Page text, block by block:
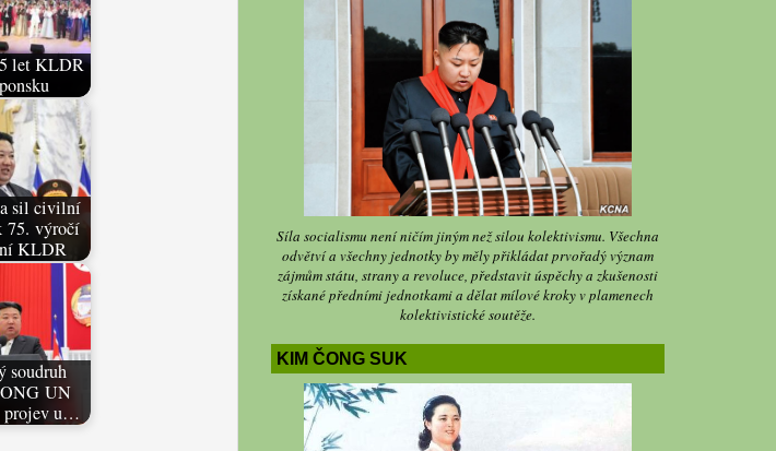
let KLDR
sil civilní
75. výročí
KLDR
soudruh
UN
projev u…
Síla socialismu není ničím jiným než silou kolektivismu. Všechna
odvětví a všechny jednotky by měly přikládat prvořadý význam
zájmům státu, strany a revoluce, představit úspěchy a zkušenosti
získané předními jednotkami a dělat mílové kroky v plamenech
kolektivistické soutěže.
KIM ČONG SUK